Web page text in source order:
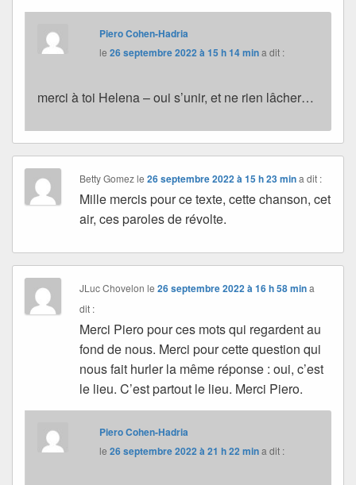
Piero Cohen-Hadria
le26 septembre 2022 à 15 h 14 mina dit :
merci à toi Helena – oui s’unir, et ne rien lâcher…
Betty Gomezle26 septembre 2022 à 15 h 23 min a dit :
Mille mercis pour ce texte, cette chanson, cet
air, ces paroles de révolte.
JLuc Chovelon le26 septembre 2022 à 16 h 58 min a
dit :
Merci Piero pour ces mots qui regardent au
fond de nous. Merci pour cette question qui
nous fait hurler la même réponse : oui, c’est
le lieu. C’est partout le lieu. Merci Piero.
Piero Cohen-Hadria
le26 septembre 2022 à 21 h 22 mina dit :